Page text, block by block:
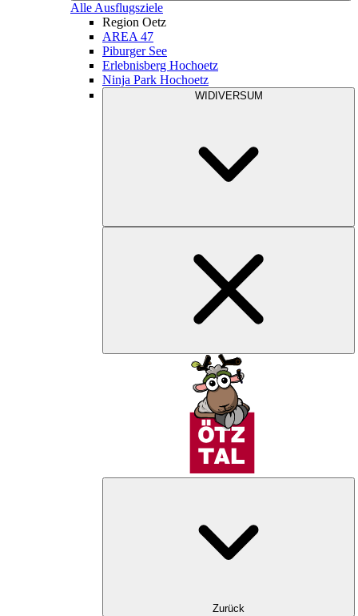
Alle Ausflugsziele
Region Oetz
AREA 47
Piburger See
Erlebnisberg Hochoetz
Ninja Park Hochoetz
WIDIVERSUM
Zurück